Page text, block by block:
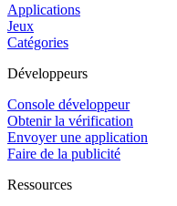
Applications
Jeux
Catégories
Développeurs
Console développeur
Obtenir la vérification
Envoyer une application
Faire de la publicité
Ressources